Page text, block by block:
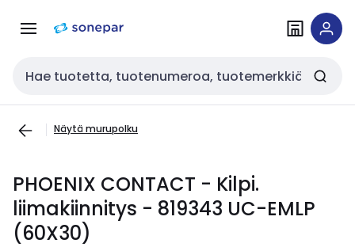
navigointiinsisältöön
Haku
Näytä murupolku
PHOENIX CONTACT - Kilpi.
liimakiinnitys - 819343 UC-EMLP
(60X30)